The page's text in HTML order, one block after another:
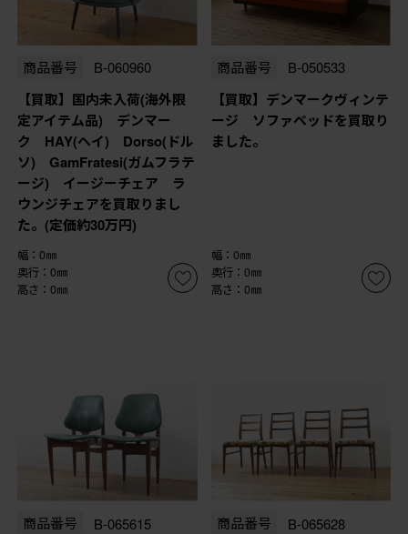
商品番号 B-060960
【買取】国内未入荷(海外限
定アイテム品) デンマー
ク HAY(ヘイ) Dorso(ドル
ソ) GamFratesi(ガムフラテ
ージ) イージーチェア ラ
ウンジチェアを買取りまし
た。(定価約30万円)
幅：0㎜
奥行：0㎜
高さ：0㎜
商品番号 B-050533
【買取】デンマークヴィンテ
ージ ソファベッドを買取り
ました。
幅：0㎜
奥行：0㎜
高さ：0㎜
商品番号 B-065615 商品番号 B-065628